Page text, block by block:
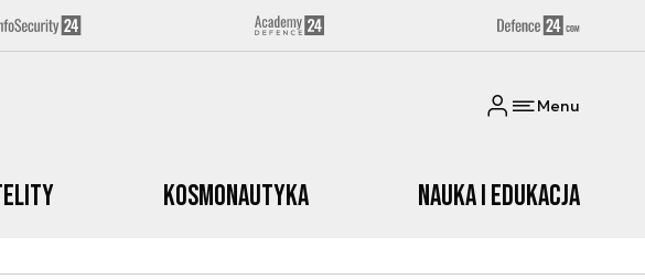
Menu
Kosmonautyka Nauka i edukacja